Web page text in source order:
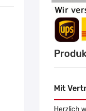
Mit
Herzlich